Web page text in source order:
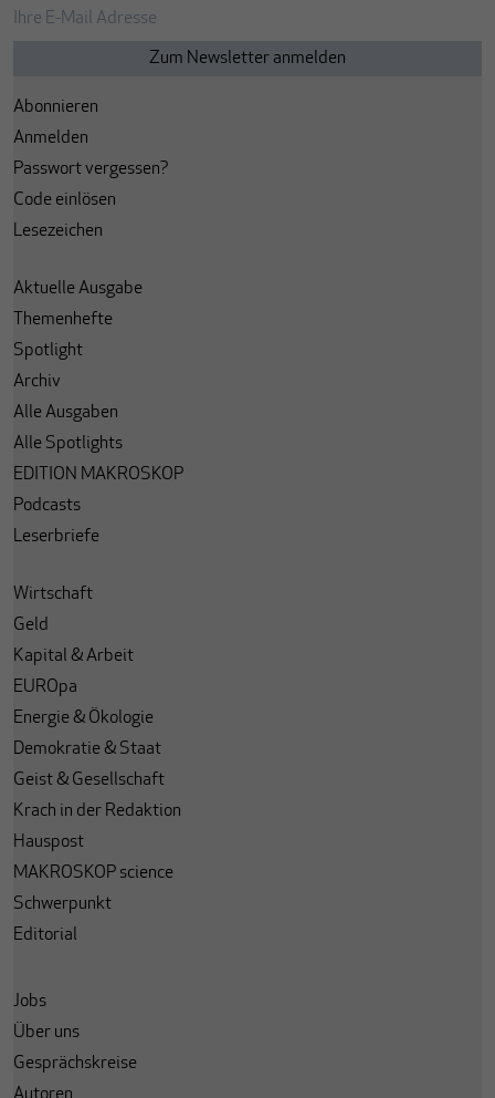
Abonnieren
Anmelden
Passwort vergessen?
Code einlösen
Lesezeichen
Aktuelle Ausgabe
Themenhefte
Spotlight
Archiv
Alle Ausgaben
Alle Spotlights
EDITION MAKROSKOP
Podcasts
Leserbriefe
Wirtschaft
Geld
Kapital & Arbeit
EUROpa
Energie & Ökologie
Demokratie & Staat
Geist & Gesellschaft
Krach in der Redaktion
Hauspost
MAKROSKOP science
Schwerpunkt
Editorial
Jobs
Über uns
Gesprächskreise
Autoren